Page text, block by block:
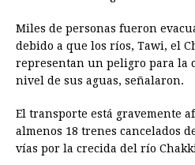
Miles de personas fueron
debido a que los ríos, Tawi, el
representan un peligro para la
nivel de sus aguas, señalaron.
El transporte está gravemente
almenos 18 trenes cancelados
vías por la crecida del río